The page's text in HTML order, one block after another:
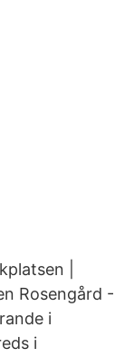
|
Rosengård -
i
i